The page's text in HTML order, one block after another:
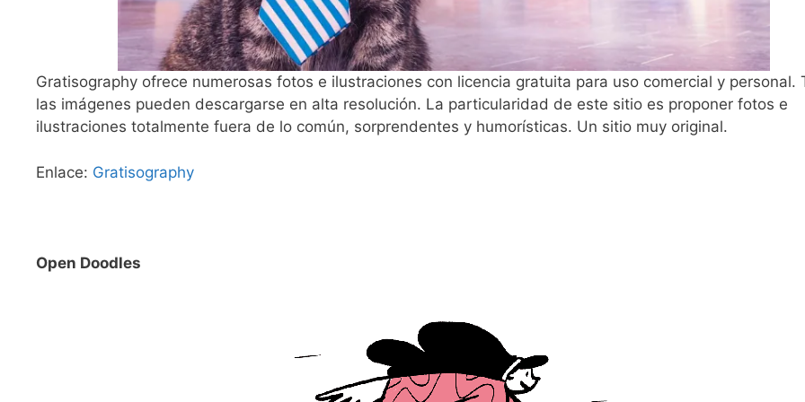
Gratisography ofrece numerosas fotos e ilustraciones con licencia gratuita para uso comercial y personal.
las imágenes pueden descargarse en alta resolución. La particularidad de este sitio es proponer fotos e
ilustraciones totalmente fuera de lo común, sorprendentes y humorísticas. Un sitio muy original.
Enlace: Gratisography
Open Doodles